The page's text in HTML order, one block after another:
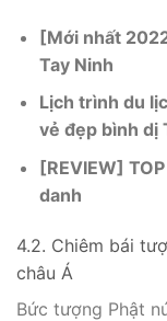
[Mới nhất
Tay Ninh
Lịch trình du
vẻ đẹp bình dị
[REVIEW]
danh
4.2. Chiêm bái
châu Á
Bức tượng Phật